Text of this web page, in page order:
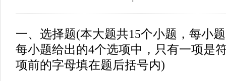
一、选择题(本大题共15个小题，每小
每小题给出的4个选项中，只有一项是
项前的字母填在题后括号内)